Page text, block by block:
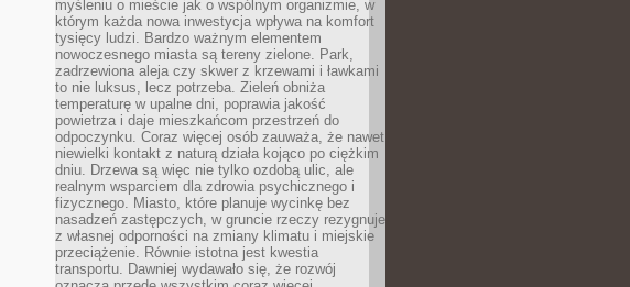
myśleniu o mieście jak o wspólnym organizmie, w
którym każda nowa inwestycja wpływa na komfort
tysięcy ludzi. Bardzo ważnym elementem
nowoczesnego miasta są tereny zielone. Park,
zadrzewiona aleja czy skwer z krzewami i ławkami
to nie luksus, lecz potrzeba. Zieleń obniża
temperaturę w upalne dni, poprawia jakość
powietrza i daje mieszkańcom przestrzeń do
odpoczynku. Coraz więcej osób zauważa, że nawet
niewielki kontakt z naturą działa kojąco po ciężkim
dniu. Drzewa są więc nie tylko ozdobą ulic, ale
realnym wsparciem dla zdrowia psychicznego i
fizycznego. Miasto, które planuje wycinkę bez
nasadzeń zastępczych, w gruncie rzeczy rezygnuje
z własnej odporności na zmiany klimatu i miejskie
przeciążenie. Równie istotna jest kwestia
transportu. Dawniej wydawało się, że rozwój